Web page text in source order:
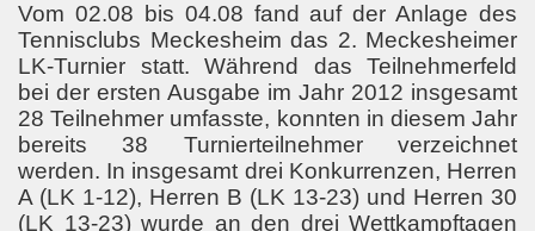
Vom 02.08 bis 04.08 fand auf der Anlage des
Tennisclubs Meckesheim das 2. Meckesheimer
LK-Turnier statt. Während das Teilnehmerfeld
bei der ersten Ausgabe im Jahr 2012 insgesamt
28 Teilnehmer umfasste, konnten in diesem Jahr
bereits 38 Turnierteilnehmer verzeichnet
werden. In insgesamt drei Konkurrenzen, Herren
A (LK 1-12), Herren B (LK 13-23) und Herren 30
(LK 13-23) wurde an den drei Wettkampftagen